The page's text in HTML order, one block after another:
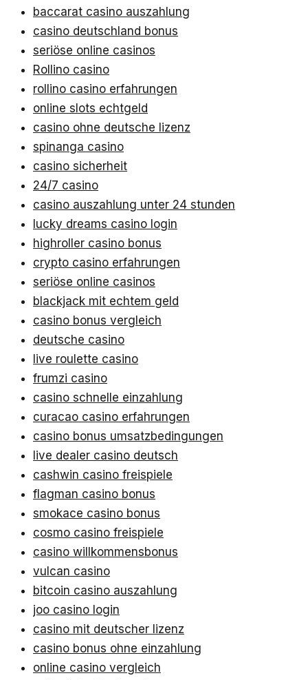
baccarat casino auszahlung
casino deutschland bonus
seriöse online casinos
Rollino casino
rollino casino erfahrungen
online slots echtgeld
casino ohne deutsche lizenz
spinanga casino
casino sicherheit
24/7 casino
casino auszahlung unter 24 stunden
lucky dreams casino login
highroller casino bonus
crypto casino erfahrungen
seriöse online casinos
blackjack mit echtem geld
casino bonus vergleich
deutsche casino
live roulette casino
frumzi casino
casino schnelle einzahlung
curacao casino erfahrungen
casino bonus umsatzbedingungen
live dealer casino deutsch
cashwin casino freispiele
flagman casino bonus
smokace casino bonus
cosmo casino freispiele
casino willkommensbonus
vulcan casino
bitcoin casino auszahlung
joo casino login
casino mit deutscher lizenz
casino bonus ohne einzahlung
online casino vergleich